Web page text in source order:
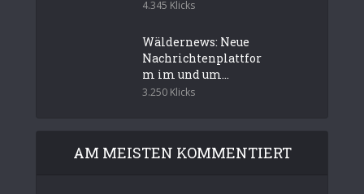
4.345 Klicks
Wäldernews: Neue
Nachrichtenplattfor
m im und um...
3.250 Klicks
AM MEISTEN KOMMENTIERT